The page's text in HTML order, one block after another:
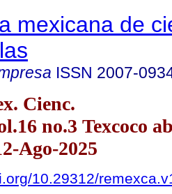
mexicana de
ISSN 2007-
Cienc.
no.3 Texcoco
Ago-2025
10.29312/